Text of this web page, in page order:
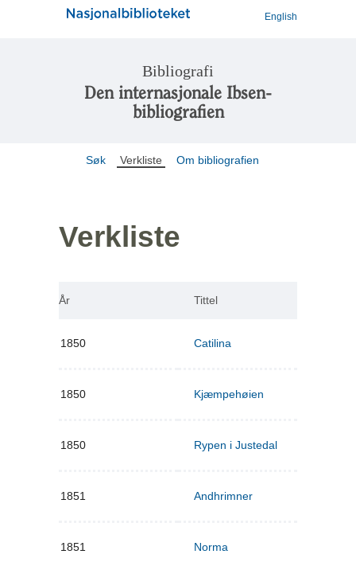
English
Bibliografi
Den internasjonale Ibsen-
bibliografien
Søk Verkliste Om bibliografien
Verkliste
År Tittel
1850 Catilina
1850 Kjæmpehøien
1850 Rypen i Justedal
1851 Andhrimner
1851 Norma